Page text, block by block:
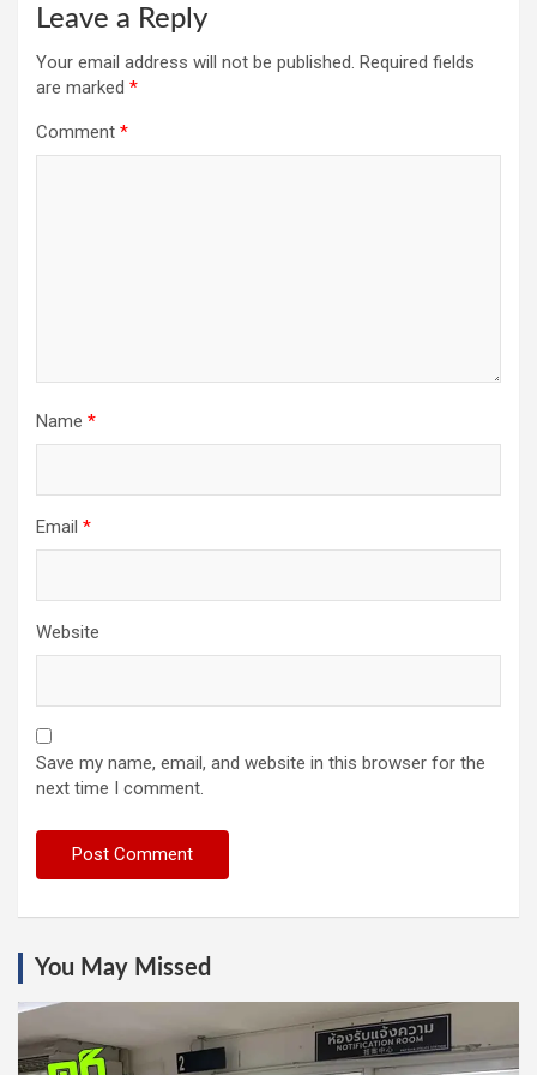
Leave a Reply
Your email address will not be published. Required fields
are marked *
Comment *
Name *
Email *
Website
Save my name, email, and website in this browser for the
next time I comment.
You May Missed